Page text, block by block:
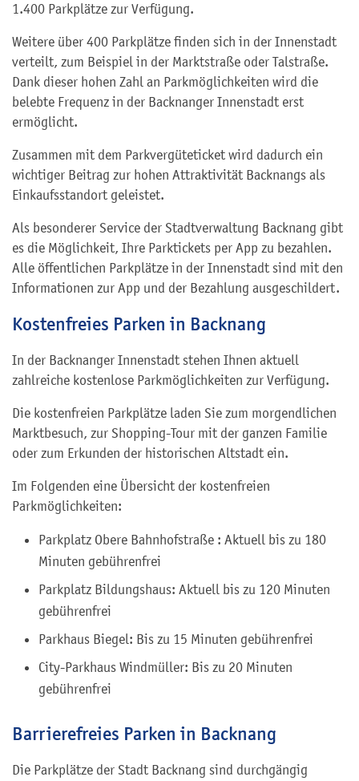
1.400 Parkplätze zur Verfügung.
Weitere über 400 Parkplätze finden sich in der Innenstadt
verteilt, zum Beispiel in der Marktstraße oder Talstraße.
Dank dieser hohen Zahl an Parkmöglichkeiten wird die
belebte Frequenz in der Backnanger Innenstadt erst
ermöglicht.
Zusammen mit dem Parkvergüteticket wird dadurch ein
wichtiger Beitrag zur hohen Attraktivität Backnangs als
Einkaufsstandort geleistet.
Als besonderer Service der Stadtverwaltung Backnang gibt
es die Möglichkeit, Ihre Parktickets per App zu bezahlen.
Alle öffentlichen Parkplätze in der Innenstadt sind mit den
Informationen zur App und der Bezahlung ausgeschildert.
Kostenfreies Parken in Backnang
In der Backnanger Innenstadt stehen Ihnen aktuell
zahlreiche kostenlose Parkmöglichkeiten zur Verfügung.
Die kostenfreien Parkplätze laden Sie zum morgendlichen
Marktbesuch, zur Shopping-Tour mit der ganzen Familie
oder zum Erkunden der historischen Altstadt ein.
Im Folgenden eine Übersicht der kostenfreien
Parkmöglichkeiten:
Parkplatz Obere Bahnhofstraße : Aktuell bis zu 180
Minuten gebührenfrei
Parkplatz Bildungshaus: Aktuell bis zu 120 Minuten
gebührenfrei
Parkhaus Biegel: Bis zu 15 Minuten gebührenfrei
City-Parkhaus Windmüller: Bis zu 20 Minuten
gebührenfrei
Barrierefreies Parken in Backnang
Die Parkplätze der Stadt Backnang sind durchgängig